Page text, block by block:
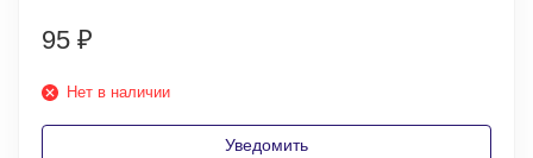
95 ₽
Нет в наличии
Уведомить